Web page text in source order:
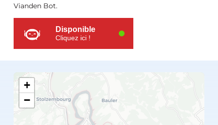
Vianden Bot.
Disponible
Cliquez ici !
+
−